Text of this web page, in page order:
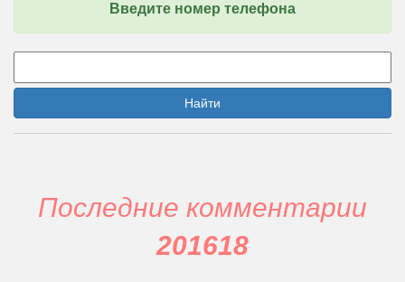
Введите номер телефона
Найти
Последние комментарии
201618